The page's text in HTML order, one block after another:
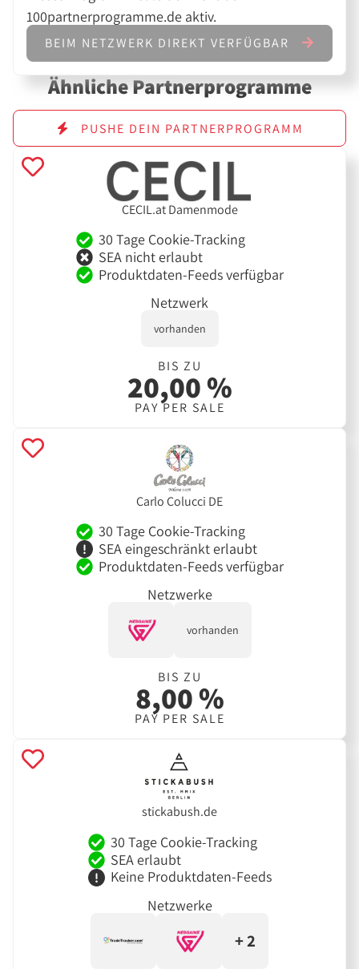
100partnerprogramme.de aktiv.
BEIM NETZWERK DIREKT VERFÜGBAR
Ähnliche Partnerprogramme
PUSHE DEIN PARTNERPROGRAMM
CECIL.at Damenmode
30 Tage Cookie-Tracking
SEA nicht erlaubt
Produktdaten-Feeds verfügbar
Netzwerk
vorhanden
BIS ZU
20,00 %
PAY PER SALE
Carlo Colucci DE
30 Tage Cookie-Tracking
SEA eingeschränkt erlaubt
Produktdaten-Feeds verfügbar
Netzwerke
vorhanden
BIS ZU
8,00 %
PAY PER SALE
stickabush.de
30 Tage Cookie-Tracking
SEA erlaubt
Keine Produktdaten-Feeds
Netzwerke
+ 2